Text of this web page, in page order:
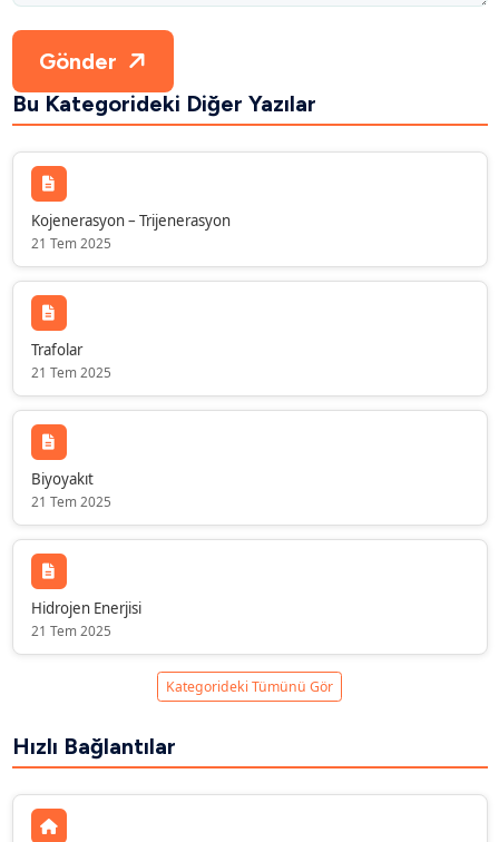
Gönder
Bu Kategorideki Diğer Yazılar
Kojenerasyon – Trijenerasyon
21 Tem 2025
Trafolar
21 Tem 2025
Biyoyakıt
21 Tem 2025
Hidrojen Enerjisi
21 Tem 2025
Kategorideki Tümünü Gör
Hızlı Bağlantılar